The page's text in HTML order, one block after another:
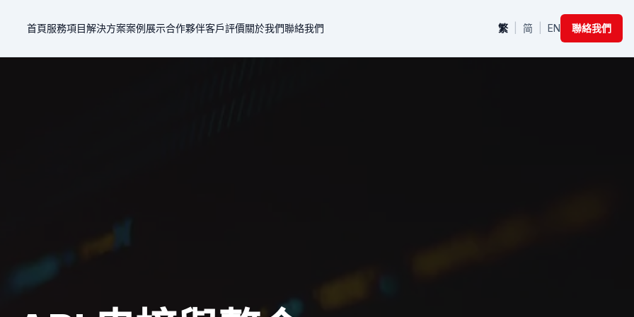
首頁服務項目解決方案案例展示合作夥伴客戶評價關於我們聯絡我們 繁 简 EN 聯絡我們